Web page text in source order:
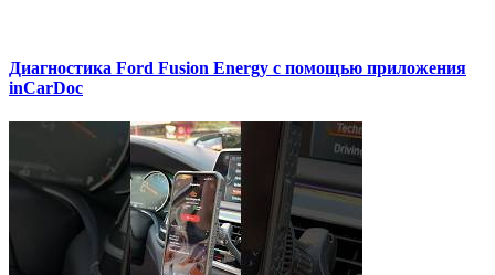
Диагностика Ford Fusion Energy с помощью приложения
inCarDoc